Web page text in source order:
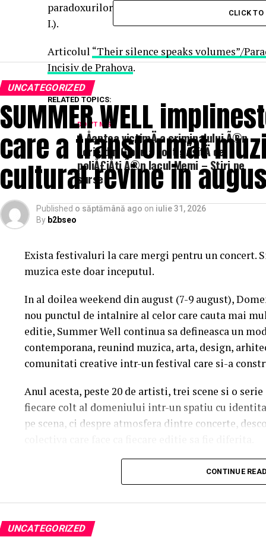
paradoxurilor nenică, precizeaza pe pagina
I.).
Articolul “Their silence speaks volumes”/
Incisiv de Prahova.
RELATED TOPICS:
DON'T MISS
A Åaptea victimÄ a criminalului Ã®n
serie din Cipru a fost gÄsitÄ de
poliÅ£iÅti Ã®n lacul Memi – Stiri pe
surse
CLICK
UNCATEGORIZED
SUMMER WELL
care a transformat
cultural revine in
Published o săptămână ago on iulie 31, 2026
By b2bseo
Exista festivaluri la care mergi pentru un concert.
muzica este doar inceputul.
In al doilea weekend din august (7-9 august),
nou punctul de intalnire al celor care cauta mai
editie, Summer Well continua sa defineasca un
contemporana, reunind muzica, arta, design,
comunitati creative intr-un festival care si-a
Anul acesta, peste 20 de artisti, trei scene si o
fiecare colt al domeniului intr-un spatiu cu
pe scena, ci despre atmosfera dintre concerte,
Trei scene. Trei universuri. Un singur
sensibilitatea lui Charlotte Cardin si vibe-ul
CONTINUE
UNCATEGORIZED